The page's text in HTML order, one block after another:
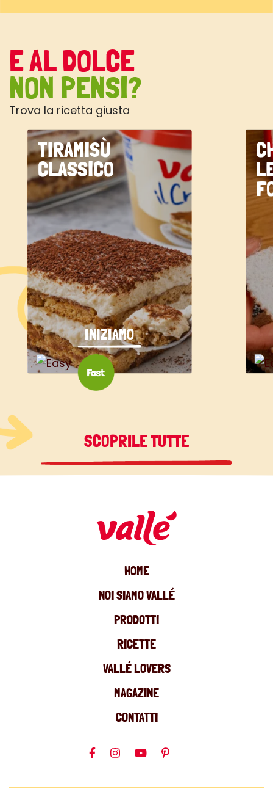
E AL DOLCE
NON PENSI?
Trova la ricetta giusta
TIRAMISÙ
CLASSICO
INIZIAMO
SCOPRILE TUTTE
HOME
NOI SIAMO VALLÉ
PRODOTTI
RICETTE
VALLÉ LOVERS
MAGAZINE
CONTATTI